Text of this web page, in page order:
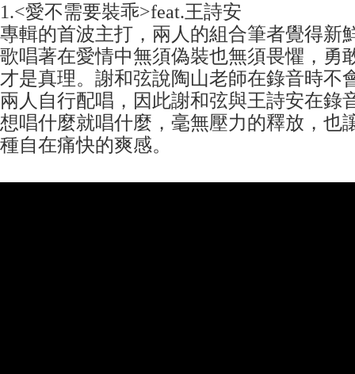
1.<愛不需要裝乖>feat.王詩安
專輯的首波主打，兩人的組合筆者覺得新
歌唱著在愛情中無須偽裝也無須畏懼，勇
才是真理。謝和弦說陶山老師在錄音時不
兩人自行配唱，因此謝和弦與王詩安在錄
想唱什麼就唱什麼，毫無壓力的釋放，也
種自在痛快的爽感。